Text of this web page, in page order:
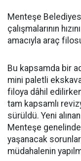
Menteşe
çalışmalarının
amacıyla araç
Bu kapsamda bir
mini paletli
filoya dâhil
tam kapsamlı
sürüldü. Yeni
Menteşe
yaşanacak
müdahalenin